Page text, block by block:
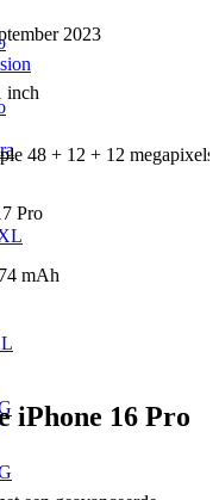
2023
inch
48 + 12 + 12 megapixels
Pro
mAh
iPhone 16 Pro